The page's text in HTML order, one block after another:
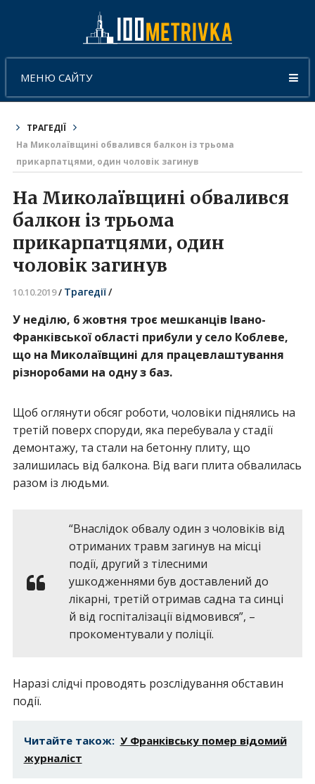
МЕНЮ САЙТУ
ТРАГЕДІЇ
На Миколаївщині обвалився балкон із трьома
прикарпатцями, один чоловік загинув
На Миколаївщині обвалився
балкон із трьома
прикарпатцями, один
чоловік загинув
10.10.2019/ Трагедії/
У неділю, 6 жовтня троє мешканців Івано-
Франківської області прибули у село Коблеве,
що на Миколаївщині для працевлаштування
різноробами на одну з баз.
Щоб оглянути обсяг роботи, чоловіки піднялись на
третій поверх споруди, яка перебувала у стадії
демонтажу, та стали на бетонну плиту, що
залишилась від балкона. Від ваги плита обвалилась
разом із людьми.
“Внаслідок обвалу один з чоловіків від
отриманих травм загинув на місці
події, другий з тілесними
ушкодженнями був доставлений до
лікарні, третій отримав садна та синці
й від госпіталізації відмовився”, –
прокоментували у поліції.
Наразі слідчі проводять розслідування обставин
події.
Читайте також: У Франківську помер відомий
журналіст